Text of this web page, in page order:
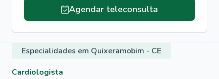
Agendar teleconsulta
Especialidades em Quixeramobim - CE
Cardiologista